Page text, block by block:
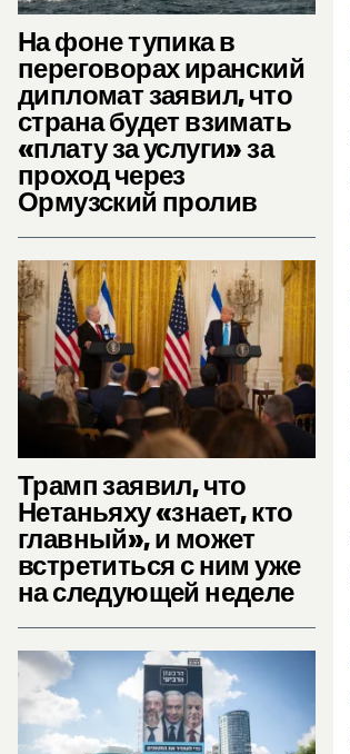
На фоне тупика в
переговорах иранский
дипломат заявил, что
страна будет взимать
«плату за услуги» за
проход через
Ормузский пролив
Трамп заявил, что
Нетаньяху «знает, кто
главный», и может
встретиться с ним уже
на следующей неделе